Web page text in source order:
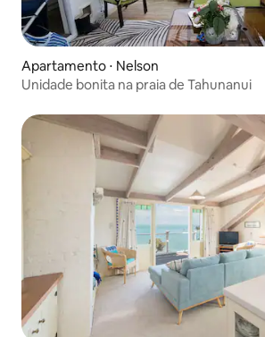
Apartamento ⋅ Nelson
Unidade bonita na praia de Tahunanui